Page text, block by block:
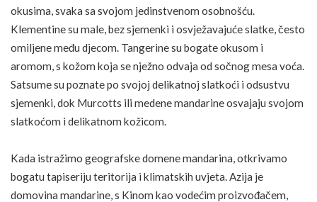
okusima, svaka sa svojom jedinstvenom osobnošću.
Klementine su male, bez sjemenki i osvježavajuće slatke, često
omiljene među djecom. Tangerine su bogate okusom i
aromom, s kožom koja se nježno odvaja od sočnog mesa voća.
Satsumesu poznate po svojoj delikatnoj slatkoći i odsustvu
sjemenki, dok Murcotts ili medene mandarine osvajaju svojom
slatkoćom i delikatnom kožicom.
Kada istražimo geografske domene mandarina, otkrivamo
bogatu tapiseriju teritorija i klimatskih uvjeta. Azija je
domovina mandarine, s Kinom kao vodećim proizvođačem,